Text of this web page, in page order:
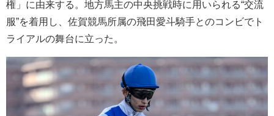
権」に由来する。地方馬主の中央挑戦時に用いられる“交流
服”を着用し、佐賀競馬所属の飛田愛斗騎手とのコンビでト
ライアルの舞台に立った。